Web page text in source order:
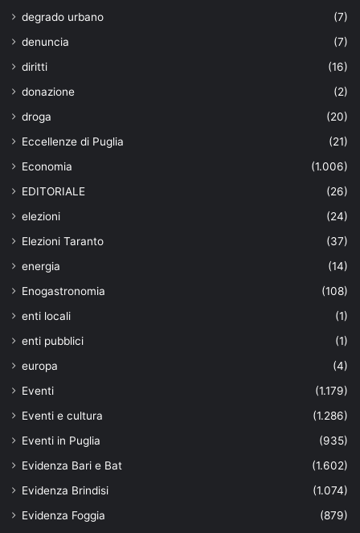
degrado urbano
(7)
denuncia
(7)
diritti
(16)
donazione
(2)
droga
(20)
Eccellenze di Puglia
(21)
Economia
(1.006)
EDITORIALE
(26)
elezioni
(24)
Elezioni Taranto
(37)
energia
(14)
Enogastronomia
(108)
enti locali
(1)
enti pubblici
(1)
europa
(4)
Eventi
(1.179)
Eventi e cultura
(1.286)
Eventi in Puglia
(935)
Evidenza Bari e Bat
(1.602)
Evidenza Brindisi
(1.074)
Evidenza Foggia
(879)